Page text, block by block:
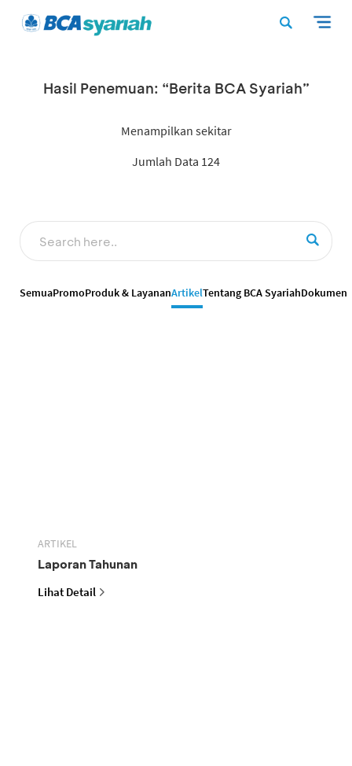
Hasil Penemuan: “Berita BCA Syariah”
Menampilkan sekitar
Jumlah Data 124
SemuaPromoProduk & LayananArtikelTentang BCA SyariahDokumen
ARTIKEL
Laporan Tahunan
Lihat Detail